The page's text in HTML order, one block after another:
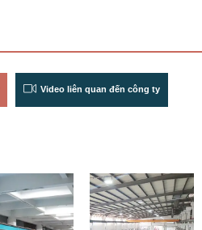
Video liên quan đến công ty